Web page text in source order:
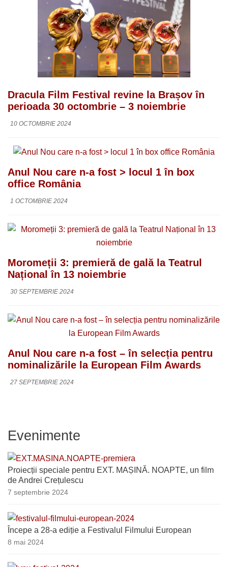
Dracula Film Festival revine la Brașov în
perioada 30 octombrie – 3 noiembrie
10 OCTOMBRIE 2024
Anul Nou care n-a fost > locul 1 în box
office România
1 OCTOMBRIE 2024
Moromeții 3: premieră de gală la Teatrul
Național în 13 noiembrie
30 SEPTEMBRIE 2024
Anul Nou care n-a fost – în selecția pentru
nominalizările la European Film Awards
27 SEPTEMBRIE 2024
Evenimente
Proiecții speciale pentru EXT. MAȘINĂ. NOAPTE, un film
de Andrei Crețulescu
7 septembrie 2024
Începe a 28-a ediție a Festivalul Filmului European
8 mai 2024